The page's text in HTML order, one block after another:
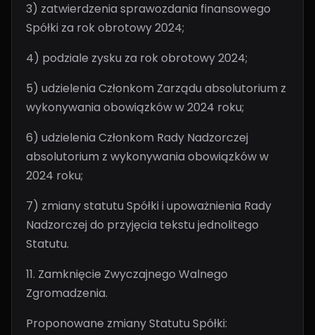
3) zatwierdzenia sprawozdania finansowego
Spółki za rok obrotowy 2024;
4) podziale zysku za rok obrotowy 2024;
5) udzielenia Członkom Zarządu absolutorium z
wykonywania obowiązków w 2024 roku;
6) udzielenia Członkom Rady Nadzorczej
absolutorium z wykonywania obowiązków w
2024 roku;
7) zmiany statutu Spółki i upoważnienia Rady
Nadzorczej do przyjęcia tekstu jednolitego
Statutu.
11. Zamknięcie Zwyczajnego Walnego
Zgromadzenia.
Proponowane zmiany Statutu Spółki: